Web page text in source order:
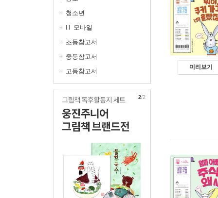
청소년
IT 모바일
초등참고서
중등참고서
고등참고서
2/2
미리보기